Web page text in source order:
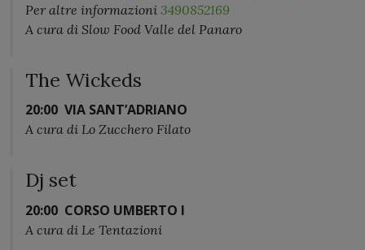
Per altre informazioni 3490852169
A cura di Slow Food Valle del Panaro
The Wickeds
20:00 VIA SANT’ADRIANO
A cura di Lo Zucchero Filato
Dj set
20:00 CORSO UMBERTO I
A cura di Le Tentazioni